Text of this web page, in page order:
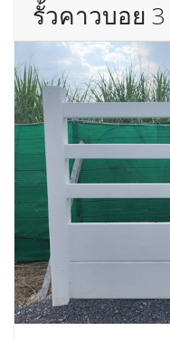
รั้วคาวบอย